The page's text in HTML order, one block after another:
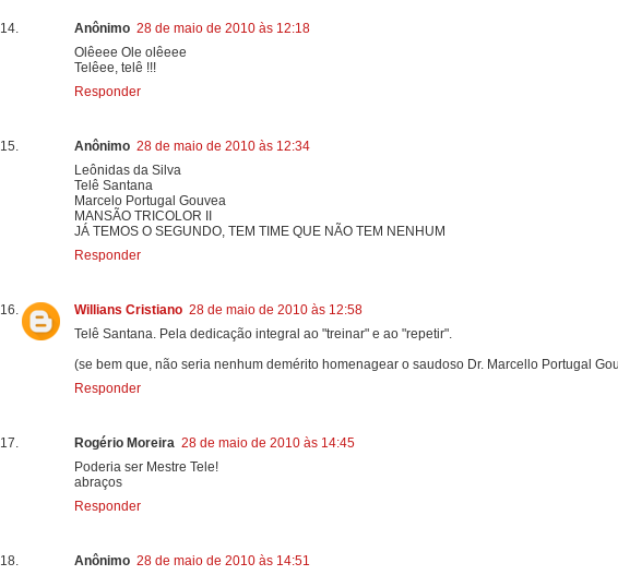
Anônimo 28 de maio de 2010 às 12:18
Olêeee Ole olêeee
Telêee, telê !!!
Responder
Anônimo 28 de maio de 2010 às 12:34
Leônidas da Silva
Telê Santana
Marcelo Portugal Gouvea
MANSÃO TRICOLOR II
JÁ TEMOS O SEGUNDO, TEM TIME QUE NÃO TEM NENHUM
Responder
Willians Cristiano 28 de maio de 2010 às 12:58
Telê Santana. Pela dedicação integral ao "treinar" e ao "repetir".
(se bem que, não seria nenhum demérito homenagear o saudoso Dr. Marcello Portugal
Responder
Rogério Moreira 28 de maio de 2010 às 14:45
Poderia ser Mestre Tele!
abraços
Responder
Anônimo 28 de maio de 2010 às 14:51